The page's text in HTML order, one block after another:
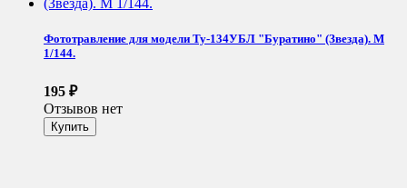
Фототравление для модели Ту-134УБЛ "Буратино" (Звезда). М
1/144.
195 ₽
Отзывов нет